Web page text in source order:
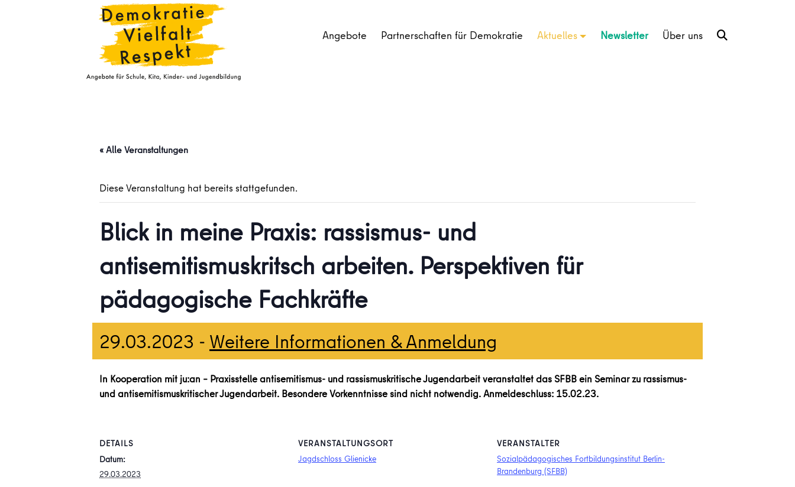
Angebote Partnerschaften für Demokratie Aktuelles Newsletter Über uns
« Alle Veranstaltungen
Diese Veranstaltung hat bereits stattgefunden.
Blick in meine Praxis: rassismus- und
antisemitismuskritsch arbeiten. Perspektiven für
pädagogische Fachkräfte
29.03.2023 - Weitere Informationen & Anmeldung
In Kooperation mit ju:an – Praxisstelle antisemitismus- und rassismuskritische Jugendarbeit veranstaltet das SFBB ein Seminar zu rassismus-
und antisemitismuskritischer Jugendarbeit. Besondere Vorkenntnisse sind nicht notwendig. Anmeldeschluss: 15.02.23.
DETAILS
Datum:
29.03.2023
VERANSTALTUNGSORT
Jagdschloss Glienicke
VERANSTALTER
Sozialpädagogisches Fortbildungsinstitut Berlin-
Brandenburg (SFBB)